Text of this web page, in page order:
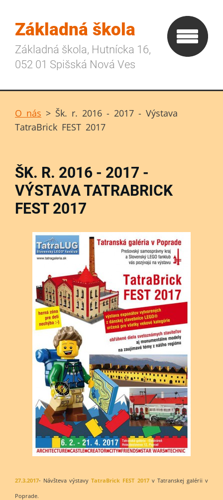
Základná škola
Základná škola, Hutnícka 16,
052 01 Spišská Nová Ves
O nás > Šk. r. 2016 - 2017 - Výstava
TatraBrick FEST 2017
ŠK. R. 2016 - 2017 -
VÝSTAVA TATRABRICK
FEST 2017
27.3.2017- Návšteva výstavyTatraBrick FEST 2017v Tatranskej galérii v
Poprade.